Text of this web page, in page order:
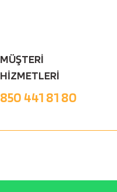
MÜŞTERİ
HİZMETLERİ
850 441 81 80